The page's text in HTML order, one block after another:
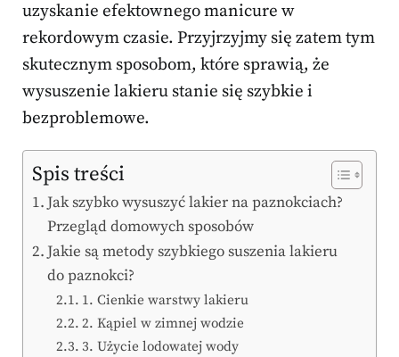
uzyskanie efektownego manicure w
rekordowym czasie. Przyjrzyjmy się zatem tym
skutecznym sposobom, które sprawią, że
wysuszenie lakieru stanie się szybkie i
bezproblemowe.
Spis treści
Jak szybko wysuszyć lakier na paznokciach?
Przegląd domowych sposobów
Jakie są metody szybkiego suszenia lakieru
do paznokci?
1. Cienkie warstwy lakieru
2. Kąpiel w zimnej wodzie
3. Użycie lodowatej wody